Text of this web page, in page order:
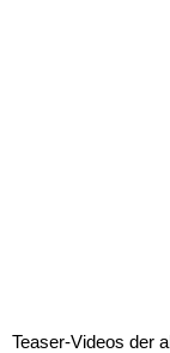
Teaser-Videos der